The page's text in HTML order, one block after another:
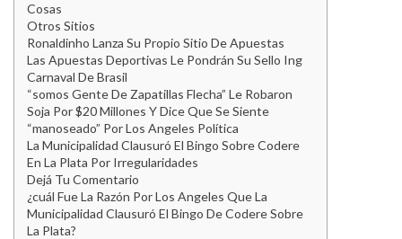
Cosas
Otros Sitios
Ronaldinho Lanza Su Propio Sitio De Apuestas
Las Apuestas Deportivas Le Pondrán Su Sello Ing
Carnaval De Brasil
“somos Gente De Zapatillas Flecha” Le Robaron
Soja Por $20 Millones Y Dice Que Se Siente
“manoseado” Por Los Angeles Política
La Municipalidad Clausuró El Bingo Sobre Codere
En La Plata Por Irregularidades
Dejá Tu Comentario
¿cuál Fue La Razón Por Los Angeles Que La
Municipalidad Clausuró El Bingo De Codere Sobre
La Plata?